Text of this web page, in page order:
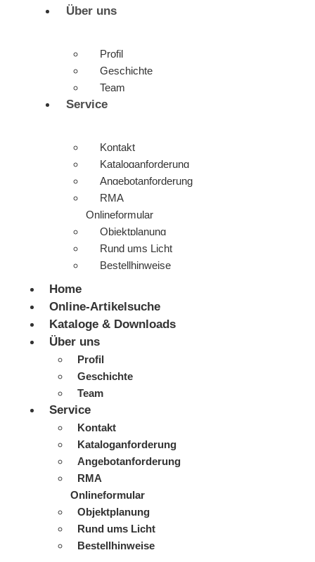
Über uns
Profil
Geschichte
Team
Service
Kontakt
Kataloganforderung
Angebotanforderung
RMA
Onlineformular
Objektplanung
Rund ums Licht
Bestellhinweise
Home
Online-Artikelsuche
Kataloge & Downloads
Über uns
Profil
Geschichte
Team
Service
Kontakt
Kataloganforderung
Angebotanforderung
RMA
Onlineformular
Objektplanung
Rund ums Licht
Bestellhinweise